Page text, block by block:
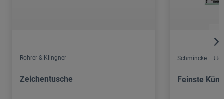
Rohrer & Klingner
Zeichentusche
Schmincke –
Feinste